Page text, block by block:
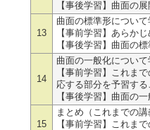
【事後学習】曲面の
13
曲面の標準形について
【事前学習】あらか
【事後学習】曲面の
14
曲面の一般化について
【事前学習】これま
応する部分を予習す
【事後学習】曲面の
15
まとめ（これまでの
【事前学習】これま